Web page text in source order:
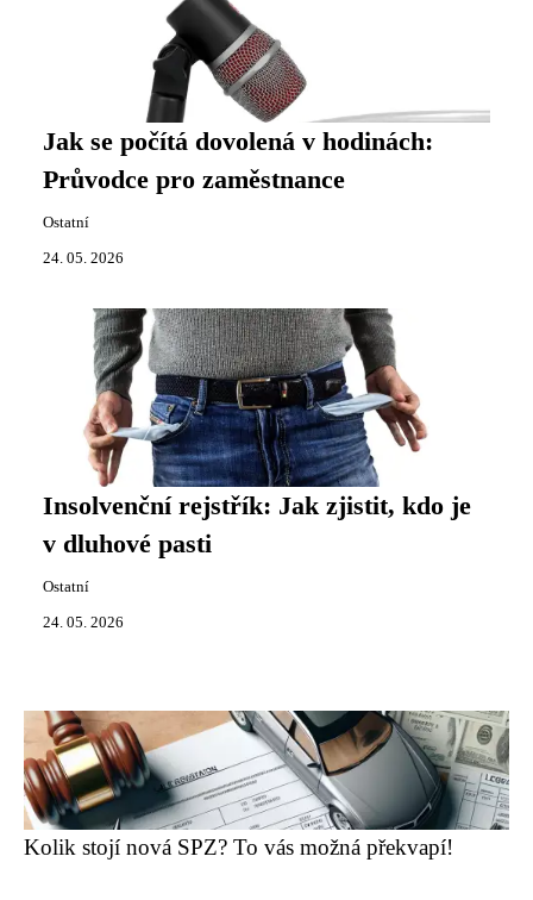
Jak se počítá dovolená v hodinách:
Průvodce pro zaměstnance
Ostatní
24. 05. 2026
Insolvenční rejstřík: Jak zjistit, kdo je
v dluhové pasti
Ostatní
24. 05. 2026
Kolik stojí nová SPZ? To vás možná překvapí!